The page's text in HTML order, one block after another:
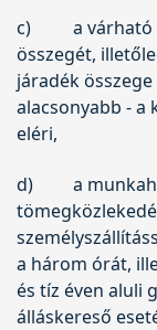
c)
a várható
összegét,
járadék
alacsonyabb - a
eléri,
d)
a
a három órát,
és tíz éven aluli
álláskereső